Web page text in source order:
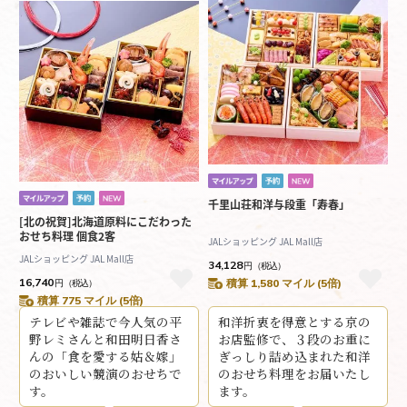
[北の祝賀]北海道原料にこだわった
おせち料理 個食2客
JALショッピング JAL Mall店
16,740円 （税込）
積算 775 マイル (5倍)
千里山荘和洋与段重「寿春」
JALショッピング JAL Mall店
34,128円 （税込）
積算 1,580 マイル (5倍)
テレビや雑誌で今人気の平
野レミさんと和田明日香さ
んの「食を愛する姑＆嫁」
のおいしい競演のおせちで
す。
和洋折衷を得意とする京の
お店監修で、３段のお重に
ぎっしり詰め込まれた和洋
のおせち料理をお届いたし
ます。